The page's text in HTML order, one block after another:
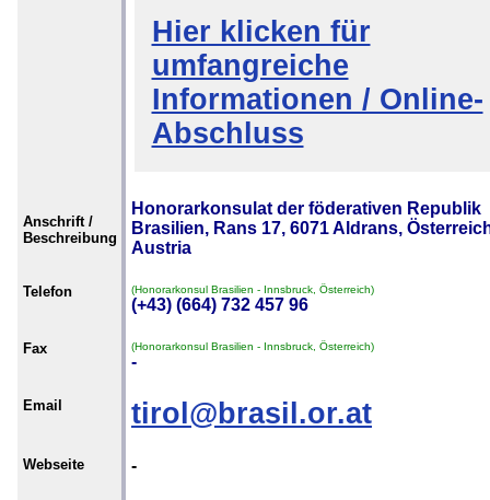
Hier klicken für
umfangreiche
Informationen / Online-
Abschluss
Anschrift /
Beschreibung
Honorarkonsulat der föderativen Republik
Brasilien, Rans 17, 6071 Aldrans,
Austria
Telefon (Honorarkonsul Brasilien - Innsbruck, Österreich)
(+43) (664) 732 457 96
Fax (Honorarkonsul Brasilien - Innsbruck, Österreich)
-
Email tirol@brasil.or.at
Webseite -